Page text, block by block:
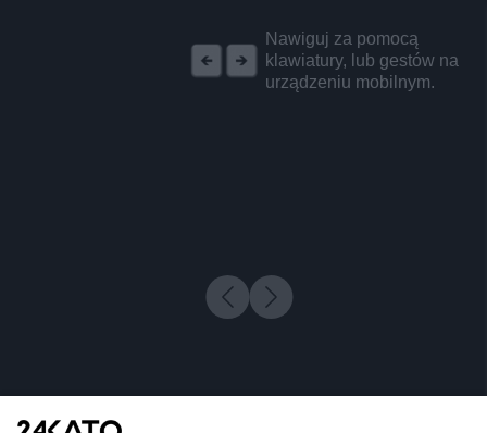
Nawiguj za pomocą
klawiatury, lub gestów na
urządzeniu mobilnym.